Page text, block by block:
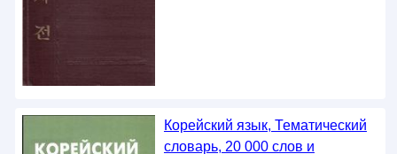
Корейский язык, Тематический
словарь, 20 000 слов и